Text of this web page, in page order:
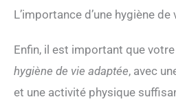
L’importance d’une hygiène
Enfin, il est important que
hygiène de vie adaptée, avec
et une activité physique